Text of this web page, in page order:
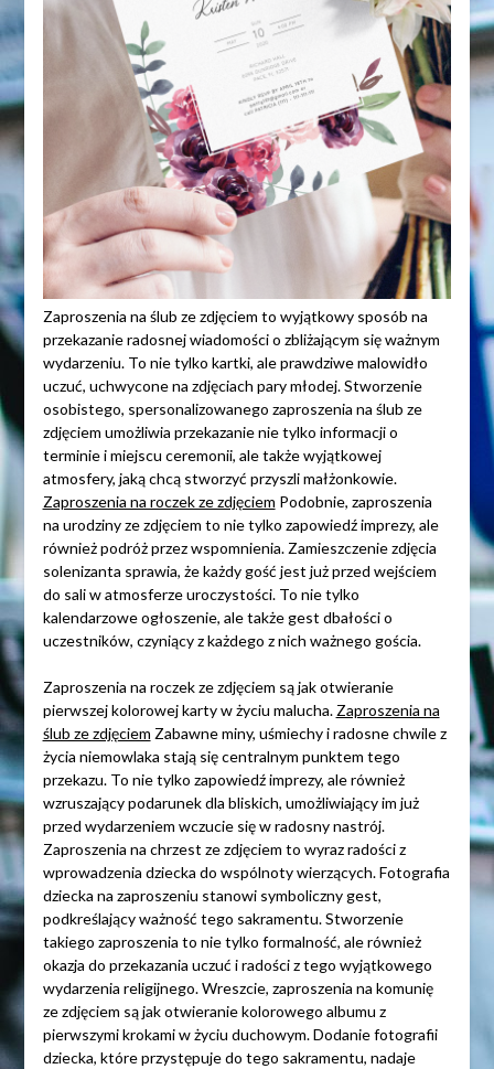
Zaproszenia na ślub ze zdjęciem to wyjątkowy sposób na
przekazanie radosnej wiadomości o zbliżającym się ważnym
wydarzeniu. To nie tylko kartki, ale prawdziwe malowidło
uczuć, uchwycone na zdjęciach pary młodej. Stworzenie
osobistego, spersonalizowanego zaproszenia na ślub ze
zdjęciem umożliwia przekazanie nie tylko informacji o
terminie i miejscu ceremonii, ale także wyjątkowej
atmosfery, jaką chcą stworzyć przyszli małżonkowie.
Zaproszenia na roczek ze zdjęciem Podobnie, zaproszenia
na urodziny ze zdjęciem to nie tylko zapowiedź imprezy, ale
również podróż przez wspomnienia. Zamieszczenie zdjęcia
solenizanta sprawia, że każdy gość jest już przed wejściem
do sali w atmosferze uroczystości. To nie tylko
kalendarzowe ogłoszenie, ale także gest dbałości o
uczestników, czyniący z każdego z nich ważnego gościa.
Zaproszenia na roczek ze zdjęciem są jak otwieranie
pierwszej kolorowej karty w życiu malucha. Zaproszenia na
ślub ze zdjęciem Zabawne miny, uśmiechy i radosne chwile z
życia niemowlaka stają się centralnym punktem tego
przekazu. To nie tylko zapowiedź imprezy, ale również
wzruszający podarunek dla bliskich, umożliwiający im już
przed wydarzeniem wczucie się w radosny nastrój.
Zaproszenia na chrzest ze zdjęciem to wyraz radości z
wprowadzenia dziecka do wspólnoty wierzących. Fotografia
dziecka na zaproszeniu stanowi symboliczny gest,
podkreślający ważność tego sakramentu. Stworzenie
takiego zaproszenia to nie tylko formalność, ale również
okazja do przekazania uczuć i radości z tego wyjątkowego
wydarzenia religijnego. Wreszcie, zaproszenia na komunię
ze zdjęciem są jak otwieranie kolorowego albumu z
pierwszymi krokami w życiu duchowym. Dodanie fotografii
dziecka, które przystępuje do tego sakramentu, nadaje